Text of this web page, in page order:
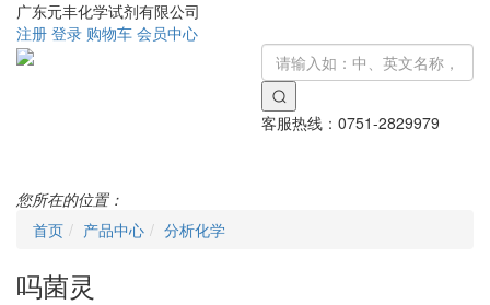
广东元丰化学试剂有限公司
注册 登录 购物车 会员中心
客服热线： 0751-2829979
您所在的位置：
首页
产品中心 分析化学
吗菌灵